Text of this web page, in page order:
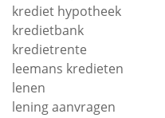
krediet hypotheek
kredietbank
kredietrente
leemans kredieten
lenen
lening aanvragen